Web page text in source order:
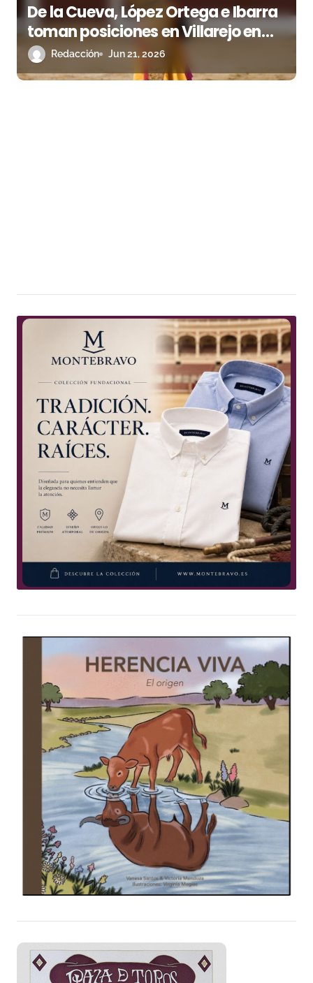
De la Cueva, López Ortega e Ibarra
toman posiciones en Villarejo en
una larga noche de Circuito
Redacción Jun 21, 2026